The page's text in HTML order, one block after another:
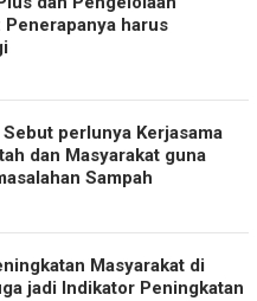
Penerapanya harus
perlunya Kerjasama
dan Masyarakat guna
Sampah
Masyarakat di
jadi Indikator Peningkatan